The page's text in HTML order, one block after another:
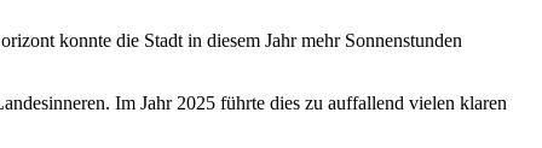
konnte die Stadt in diesem Jahr mehr Sonnenstunden
Im Jahr 2025 führte dies zu auffallend vielen klaren